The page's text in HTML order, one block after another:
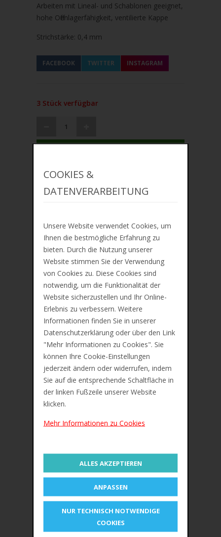
COOKIES &
DATENVERARBEITUNG
Unsere Website verwendet Cookies, um
Ihnen die bestmögliche Erfahrung zu
bieten. Durch die Nutzung unserer
Website stimmen Sie der Verwendung
von Cookies zu. Diese Cookies sind
notwendig, um die Funktionalität der
Website sicherzustellen und Ihr Online-
Erlebnis zu verbessern. Weitere
Informationen finden Sie in unserer
Datenschutzerklärung oder über den Link
"Mehr Informationen zu Cookies". Sie
können Ihre Cookie-Einstellungen
jederzeit ändern oder widerrufen, indem
Sie auf die entsprechende Schaltfläche in
der linken Fußzeile unserer Website
klicken.
Mehr Informationen zu Cookies
ALLES AKZEPTIEREN
ANPASSEN
NUR TECHNISCH NOTWENDIGE
COOKIES
Arbeiten mit Lineal- und Schablonen geeignet,
hohe Offenlagerfähigkeit, ventilierte Kappe
Strichstärke: 0,4 mm
FACEBOOK TWITTER INSTAGRAM
3 Stück verfügbar
ZUR MERKLISTE
Lieferung ca. zwischen Mo, 10. Aug und Mi,
12. Aug
Preis inkl. 19% MwSt. Zzgl. Versandkosten
Beschreibung
Zusätzliche Information
Bewertungen (0)
STABILO Fineliner point 88, Strichstärke: 0,4
mm, pink
Seckskant-Form, metallgefasste Spitze,
Arbeiten mit Lineal- und Schablonen geeignet,
OEM-Nummer 88/56
ÄHNLICHE PRODUKTE